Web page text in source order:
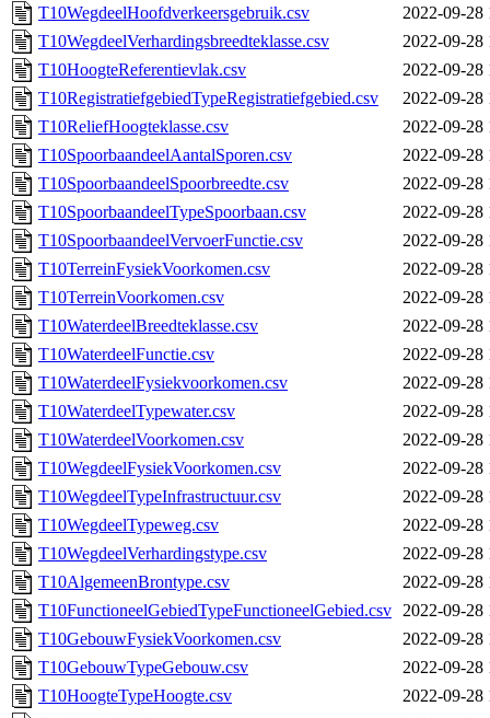
T10WegdeelHoofdverkeersgebruik.csv
2022-09-28
T10WegdeelVerhardingsbreedteklasse.csv
2022-09-28
T10HoogteReferentievlak.csv
2022-09-28
T10RegistratiefgebiedTypeRegistratiefgebied.csv
2022-09-28
T10ReliefHoogteklasse.csv
2022-09-28
T10SpoorbaandeelAantalSporen.csv
2022-09-28
T10SpoorbaandeelSpoorbreedte.csv
2022-09-28
T10SpoorbaandeelTypeSpoorbaan.csv
2022-09-28
T10SpoorbaandeelVervoerFunctie.csv
2022-09-28
T10TerreinFysiekVoorkomen.csv
2022-09-28
T10TerreinVoorkomen.csv
2022-09-28
T10WaterdeelBreedteklasse.csv
2022-09-28
T10WaterdeelFunctie.csv
2022-09-28
T10WaterdeelFysiekvoorkomen.csv
2022-09-28
T10WaterdeelTypewater.csv
2022-09-28
T10WaterdeelVoorkomen.csv
2022-09-28
T10WegdeelFysiekVoorkomen.csv
2022-09-28
T10WegdeelTypeInfrastructuur.csv
2022-09-28
T10WegdeelTypeweg.csv
2022-09-28
T10WegdeelVerhardingstype.csv
2022-09-28
T10AlgemeenBrontype.csv
2022-09-28
T10FunctioneelGebiedTypeFunctioneelGebied.csv 2022-09-28
T10GebouwFysiekVoorkomen.csv
2022-09-28
T10GebouwTypeGebouw.csv
2022-09-28
T10HoogteTypeHoogte.csv
2022-09-28